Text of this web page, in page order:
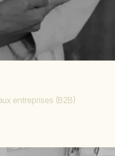
entreprises (B2B)